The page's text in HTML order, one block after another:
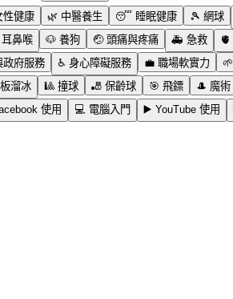
性健康 🌿 中醫養生 😴 睡眠健康 🎾 網球
耳鼻喉 🐶 養狗 🤕 頭痛與疼痛 🚑 急救 🫀
政府服務 ♿ 身心障礙服務 💼 職場軟實力 🌱
溜冰 🎱 撞球 🎳 保齡球 🎯 飛鏢 🎩 魔術
使用 💻 電腦入門 ▶️ YouTube 使用